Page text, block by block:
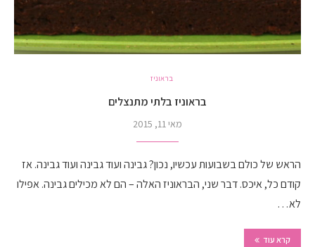
בראוניז
בראוניז בלתי מתנצלים
מאי 11, 2015
הראש של כולם בשבועות עכשיו, נכון? גבינה ועוד גבינה ועוד גבינה. אז
קודם כל, איכס. דבר שני, הבראוניז האלה – הם לא מכילים גבינה. אפילו
לא…
קרא עוד